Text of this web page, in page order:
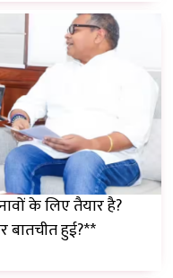
के लिए तैयार है?
बातचीत हुई?**